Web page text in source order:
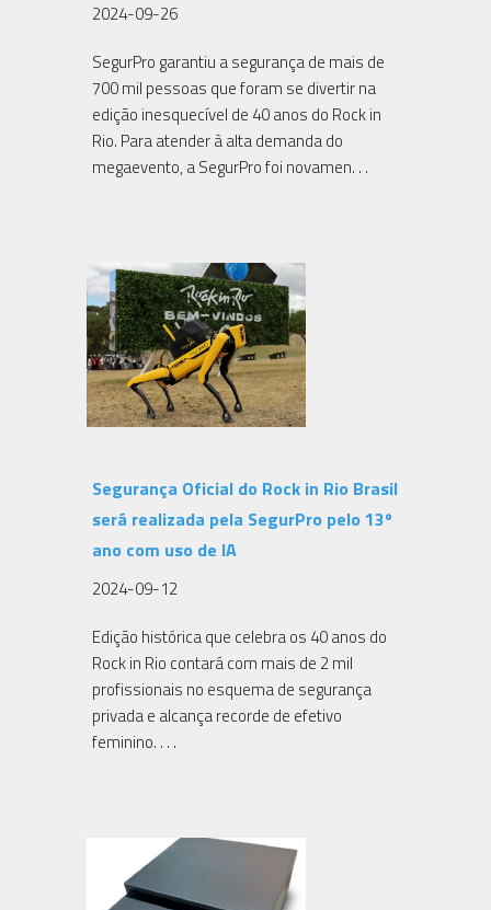
2024-09-26
SegurPro garantiu a segurança de mais de
700 mil pessoas que foram se divertir na
edição inesquecível de 40 anos do Rock in
Rio. Para atender à alta demanda do
megaevento, a SegurPro foi novamen. . .
Segurança Oficial do Rock in Rio Brasil
será realizada pela SegurPro pelo 13º
ano com uso de IA
2024-09-12
Edição histórica que celebra os 40 anos do
Rock in Rio contará com mais de 2 mil
profissionais no esquema de segurança
privada e alcança recorde de efetivo
feminino. . . .